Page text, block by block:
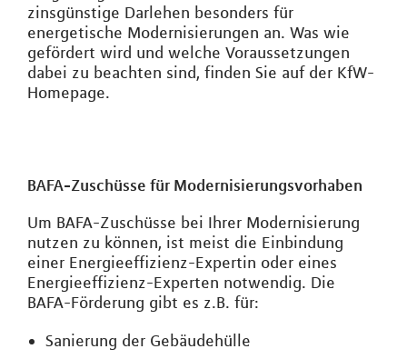
zinsgünstige Darlehen besonders für
energetische Modernisierungen an. Was wie
gefördert wird und welche Voraussetzungen
dabei zu beachten sind, finden Sie auf der KfW-
Homepage.
BAFA-Zuschüsse für Modernisierungsvorhaben
Um BAFA-Zuschüsse bei Ihrer Modernisierung
nutzen zu können, ist meist die Einbindung
einer Energieeffizienz-Expertin oder eines
Energieeffizienz-Experten notwendig. Die
BAFA-Förderung gibt es z.B. für:
Sanierung der Gebäudehülle